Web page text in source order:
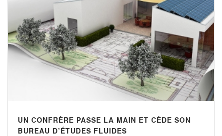
UN CONFRÈRE PASSE LA MAIN ET CÈDE SON
BUREAU D’ÉTUDES FLUIDES